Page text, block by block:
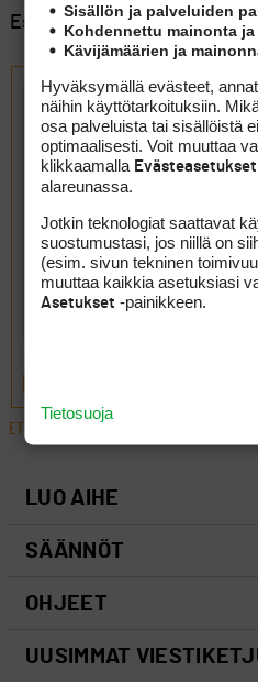
Esillä 4 viestiä, 1 - 4
ETUSIVU
LUO AIHE
SÄÄNNÖT
OHJEET
UUSIMMAT
Sisällön ja palveluiden
Kohdennettu mainonta
Kävijämäärien ja
Hyväksymällä evästeet,
näihin käyttötarkoituksiin.
osa palveluista tai sisällöistä
optimaalisesti. Voit muuttaa
klikkaamalla Evästeasetukset
alareunassa.
Jotkin teknologiat saattavat
suostumustasi, jos niillä on
(esim. sivun tekninen
muuttaa kaikkia asetuksiasi
Asetukset -painikkeen.
Tietosuoja